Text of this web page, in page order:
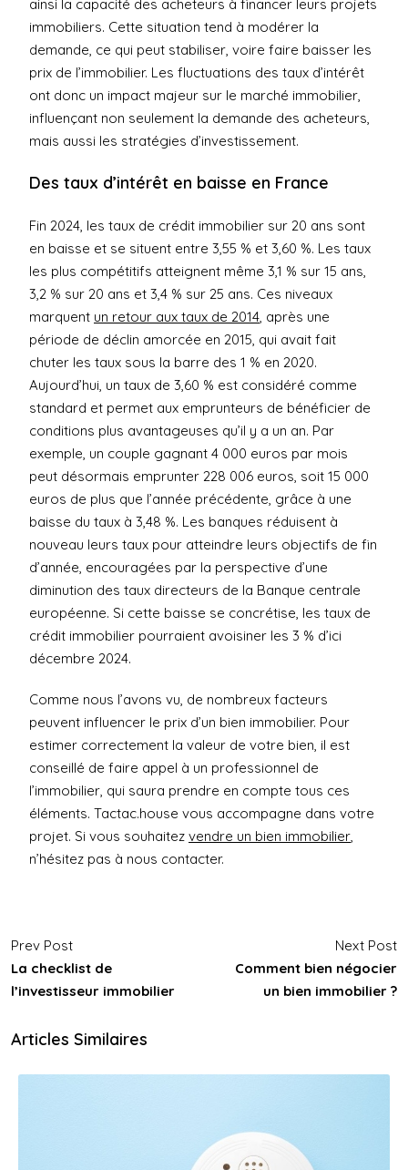
ainsi la capacité des acheteurs à financer leurs projets
immobiliers. Cette situation tend à modérer la
demande, ce qui peut stabiliser, voire faire baisser les
prix de l’immobilier. Les fluctuations des taux d’intérêt
ont donc un impact majeur sur le marché immobilier,
influençant non seulement la demande des acheteurs,
mais aussi les stratégies d’investissement.
Des taux d’intérêt en baisse en France
Fin 2024, les taux de crédit immobilier sur 20 ans sont
en baisse et se situent entre 3,55 % et 3,60 %. Les taux
les plus compétitifs atteignent même 3,1 % sur 15 ans,
3,2 % sur 20 ans et 3,4 % sur 25 ans. Ces niveaux
marquent un retour aux taux de 2014, après une
période de déclin amorcée en 2015, qui avait fait
chuter les taux sous la barre des 1 % en 2020.
Aujourd’hui, un taux de 3,60 % est considéré comme
standard et permet aux emprunteurs de bénéficier de
conditions plus avantageuses qu’il y a un an. Par
exemple, un couple gagnant 4 000 euros par mois
peut désormais emprunter 228 006 euros, soit 15 000
euros de plus que l’année précédente, grâce à une
baisse du taux à 3,48 %. Les banques réduisent à
nouveau leurs taux pour atteindre leurs objectifs de fin
d’année, encouragées par la perspective d’une
diminution des taux directeurs de la Banque centrale
européenne. Si cette baisse se concrétise, les taux de
crédit immobilier pourraient avoisiner les 3 % d’ici
décembre 2024.
Comme nous l’avons vu, de nombreux facteurs
peuvent influencer le prix d’un bien immobilier. Pour
estimer correctement la valeur de votre bien, il est
conseillé de faire appel à un professionnel de
l’immobilier, qui saura prendre en compte tous ces
éléments. Tactac.house vous accompagne dans votre
projet. Si vous souhaitez vendre un bien immobilier,
n’hésitez pas à nous contacter.
Prev Post
La checklist de
l’investisseur immobilier
Next Post
Comment bien négocier
un bien immobilier ?
Articles Similaires